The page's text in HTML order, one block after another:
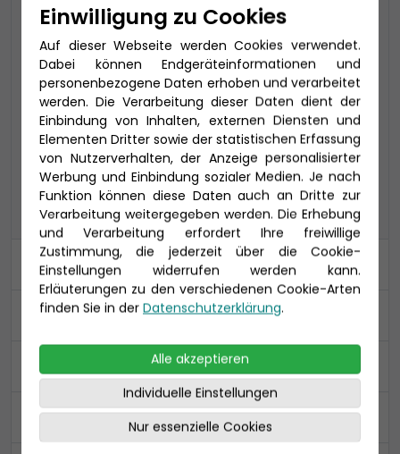
Wählen Sie Ihre gewünschte
Kategorie
COMFORT ALL IN PREMIUM ALL IN
PREMIUM
CLASSIC
ALL IN
CLASSIC
Kabine
An- und Abreise
Reiseversicherung
Einwilligung zu Cookies
Auf dieser Webseite werden Cookies verwendet.
Dabei können Endgeräteinformationen und
personenbezogene Daten erhoben und verarbeitet
werden. Die Verarbeitung dieser Daten dient der
Einbindung von Inhalten, externen Diensten und
Elementen Dritter sowie der statistischen Erfassung
von Nutzerverhalten, der Anzeige personalisierter
Werbung und Einbindung sozialer Medien. Je nach
Funktion können diese Daten auch an Dritte zur
Verarbeitung weitergegeben werden. Die Erhebung
und Verarbeitung erfordert Ihre freiwillige
Zustimmung, die jederzeit über die Cookie-
Einstellungen widerrufen werden kann.
Erläuterungen zu den verschiedenen Cookie-Arten
finden Sie in der Datenschutzerklärung.
Alle akzeptieren
Individuelle Einstellungen
Nur essenzielle Cookies